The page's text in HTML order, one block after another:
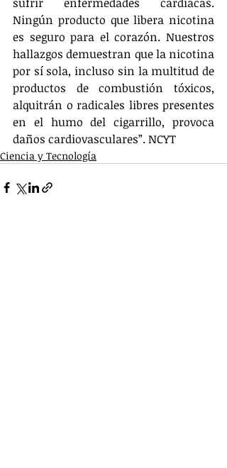
Ningún producto que libera nicotina
es seguro para el corazón. Nuestros
hallazgos demuestran que la nicotina
por sí sola, incluso sin la multitud de
productos de combustión tóxicos,
alquitrán o radicales libres presentes
en el humo del cigarrillo, provoca
daños cardiovasculares”. NCYT
Ciencia y Tecnología